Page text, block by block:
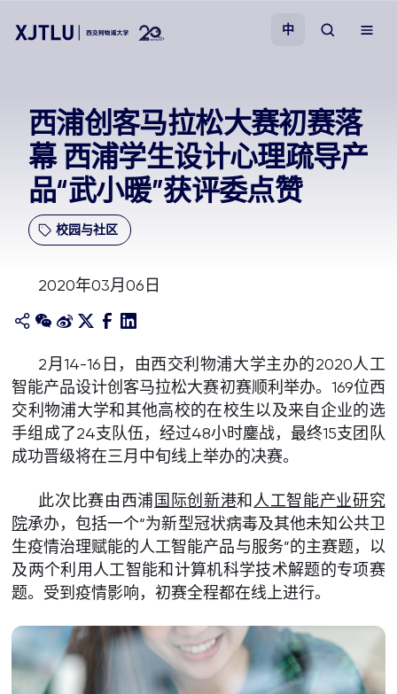
招生
科研
关于我们
中
西浦创客马拉松大赛初赛落
幕 西浦学生设计心理疏导产
品“武小暖”获评委点赞
校园与社区
2020年03月06日
2月14-16日，由西交利物浦大学主办的2020人工
智能产品设计创客马拉松大赛初赛顺利举办。169位西
交利物浦大学和其他高校的在校生以及来自企业的选
手组成了24支队伍，经过48小时鏖战，最终15支团队
成功晋级将在三月中旬线上举办的决赛。
此次比赛由西浦国际创新港和 人工智能产业研究
院承办，包括一个“为新型冠状病毒及其他未知公共卫
生疫情治理赋能的人工智能产品与服务”的主赛题，以
及两个利用人工智能和计算机科学技术解题的专项赛
题。受到疫情影响，初赛全程都在线上进行。